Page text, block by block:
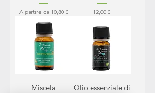
A partire da 10,80 €
Prezzo scontato Prezzo
12,00 €
Miscela
Olio essenziale di